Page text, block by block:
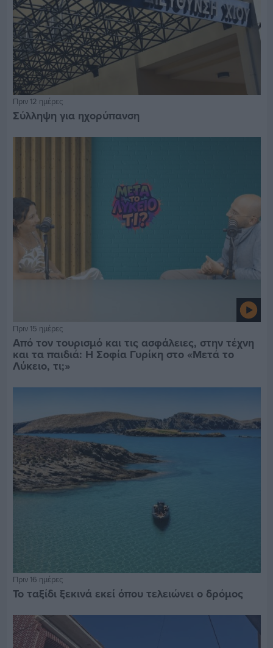
Πριν 12 ημέρες
Σύλληψη για ηχορύπανση
Πριν 15 ημέρες
Από τον τουρισμό και τις ασφάλειες, στην τέχνη
και τα παιδιά: Η Σοφία Γυρίκη στο «Μετά το
Λύκειο, τι;»
Πριν 16 ημέρες
Το ταξίδι ξεκινά εκεί όπου τελειώνει ο δρόμος